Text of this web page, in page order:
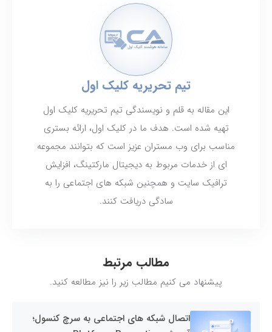
تیم تحریریه کلیک اول
این مقاله به قلم و نویسندگی تیم تحریریه کلیک اول
تهیه شده است. هدف ما در کلیک اول، ارائه بستری
مناسب برای وب مستران عزیز است که بتوانند مجموعه
ای از خدمات مربوط به دیجیتال مارکتینگ، افزایش
ترافیک سایت و همچنین شبکه های اجتماعی را به
سادگی دریافت کنند.
مطالب مرتبط
پیشنهاد می کنیم مطالب زیر را نیز مطالعه کنید.
اتصال شبکه های اجتماعی به سرچ کنسول؛